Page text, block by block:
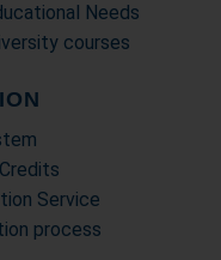
Needs
courses
Service
process